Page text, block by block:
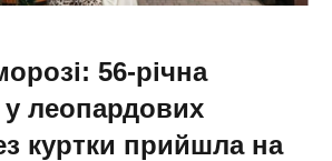
56-річна
леопардових
куртки прийшла на